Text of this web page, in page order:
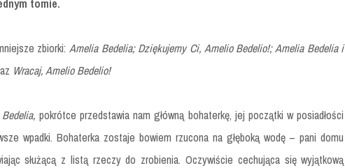
tomie.
zbiorki:Amelia Bedelia; Dziękujemy Ci, Amelio Bedelio!; Amelia Bedelia i
Wracaj, Amelio Bedelio!
pokrótce przedstawia nam główną bohaterkę, jej początki w posiadłości
wpadki. Bohaterka zostaje bowiem rzucona na głęboką wodę – pani domu
służącą z listą rzeczy do zrobienia. Oczywiście cechująca się wyjątkową